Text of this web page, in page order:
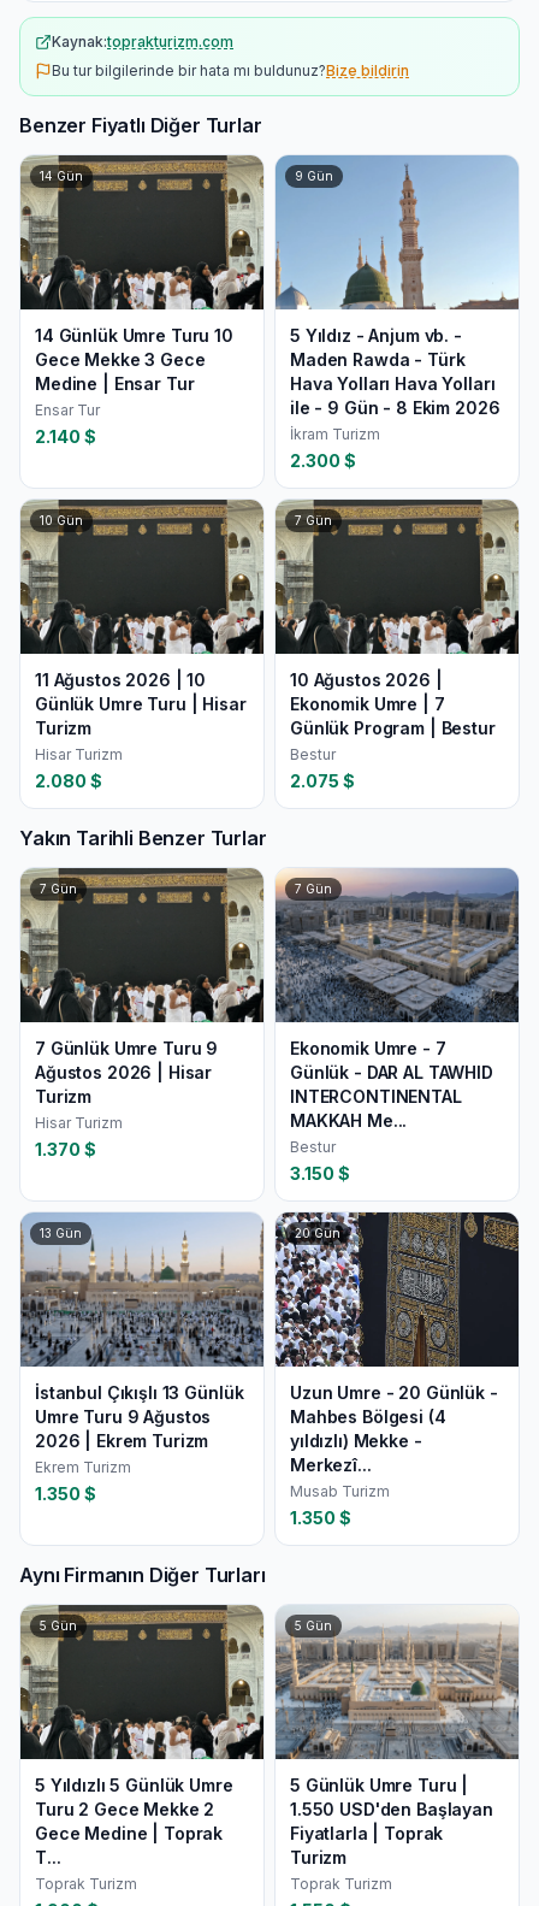
Kaynak:toprakturizm.com
Bu tur bilgilerinde bir hata mı buldunuz?Bize bildirin
Benzer Fiyatlı Diğer Turlar
14Gün
14 Günlük Umre Turu 10
Gece Mekke 3 Gece
Medine | Ensar Tur
Ensar Tur
2.140 $
9 Gün
5 Yıldız - Anjum vb. -
Maden Rawda - Türk
Hava Yolları Hava Yolları
ile - 9 Gün - 8 Ekim 2026
İkram Turizm
2.300 $
10Gün
11 Ağustos 2026 | 10
Günlük Umre Turu | Hisar
Turizm
Hisar Turizm
2.080 $
7Gün
10 Ağustos 2026 |
Ekonomik Umre | 7
Günlük Program | Bestur
Bestur
2.075 $
Yakın Tarihli Benzer Turlar
7Gün
7 Günlük Umre Turu 9
Ağustos 2026 | Hisar
Turizm
Hisar Turizm
1.370 $
7 Gün
Ekonomik Umre - 7
Günlük - DAR AL TAWHID
INTERCONTINENTAL
MAKKAH Me...
Bestur
3.150 $
13 Gün
İstanbul Çıkışlı 13 Günlük
Umre Turu 9 Ağustos
2026 | Ekrem Turizm
Ekrem Turizm
1.350 $
20Gün
Uzun Umre - 20 Günlük -
Mahbes Bölgesi (4
yıldızlı) Mekke -
Merkezî...
Musab Turizm
1.350 $
Aynı Firmanın Diğer Turları
5Gün
5 Yıldızlı 5 Günlük Umre
Turu 2 Gece Mekke 2
Gece Medine | Toprak
T...
Toprak Turizm
5 Gün
5 Günlük Umre Turu |
1.550 USD'den Başlayan
Fiyatlarla | Toprak
Turizm
Toprak Turizm